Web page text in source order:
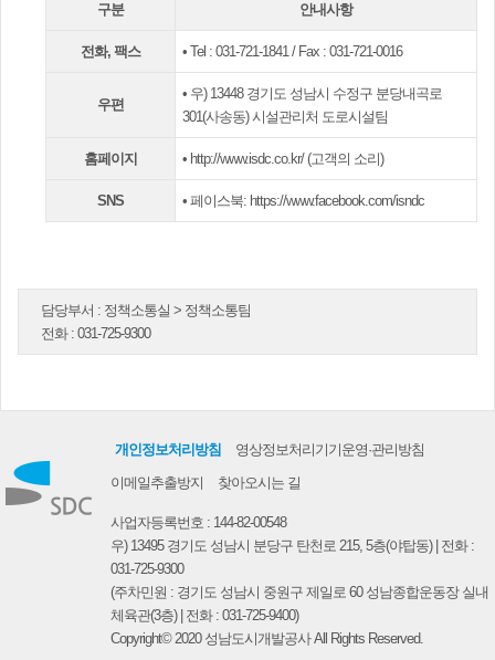
구분 안내사항
전화, 팩스 • Tel : 031-721-1841 / Fax : 031-721-0016
우편
• 우) 13448 경기도 성남시 수정구 분당내곡로
301(사송동) 시설관리처 도로시설팀
홈페이지 • http://www.isdc.co.kr/(고객의 소리)
SNS • 페이스북: https://www.facebook.com/isndc
담당부서 : 정책소통실 > 정책소통팀
전화 : 031-725-9300
개인정보처리방침
영상정보처리기기운영·관리방침
이메일추출방지
찾아오시는 길
사업자등록번호 : 144-82-00548
우) 13495 경기도 성남시 분당구 탄천로 215, 5층(야탑동) | 전화 :
031-725-9300
(주차민원 : 경기도 성남시 중원구 제일로 60 성남종합운동장 실내
체육관(3층) | 전화 : 031-725-9400)
Copyright© 2020 성남도시개발공사 All Rights Reserved.